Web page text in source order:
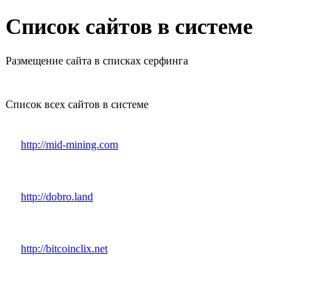
Список сайтов в системе
Размещение сайта в списках серфинга
Список всех сайтов в системе
http://mid-mining.com
http://dobro.land
http://bitcoinclix.net